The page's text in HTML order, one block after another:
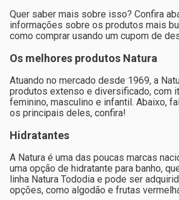
Quer saber mais sobre isso? Confira
informações sobre os produtos mais
como comprar usando um cupom de
Os melhores produtos Natura
Atuando no mercado desde 1969, a
produtos extenso e diversificado, com
feminino, masculino e infantil. Abaixo,
os principais deles, confira!
Hidratantes
A Natura é uma das poucas marcas
uma opção de hidratante para banho,
linha Natura Tododia e pode ser
opções, como algodão e frutas